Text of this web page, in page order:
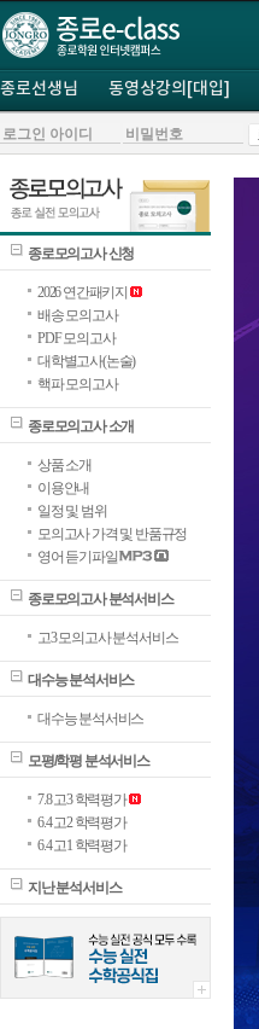
종로선생님 동영상강의[대입]
종로모의고사 신청
2026 연간패키지
배송 모의고사
PDF 모의고사
대학별고사(논술)
핵파 모의고사
종로모의고사 소개
상품 소개
이용안내
일정 및 범위
모의고사 가격 및 반품규정
영어 듣기파일
종로모의고사 분석서비스
고3 모의고사 분석서비스
대수능 분석서비스
대수능 분석서비스
모평/학평 분석서비스
7.8 고3 학력평가
6.4 고2 학력평가
6.4 고1 학력평가
지난 분석서비스